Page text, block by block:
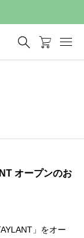
オープンのお
」をオー